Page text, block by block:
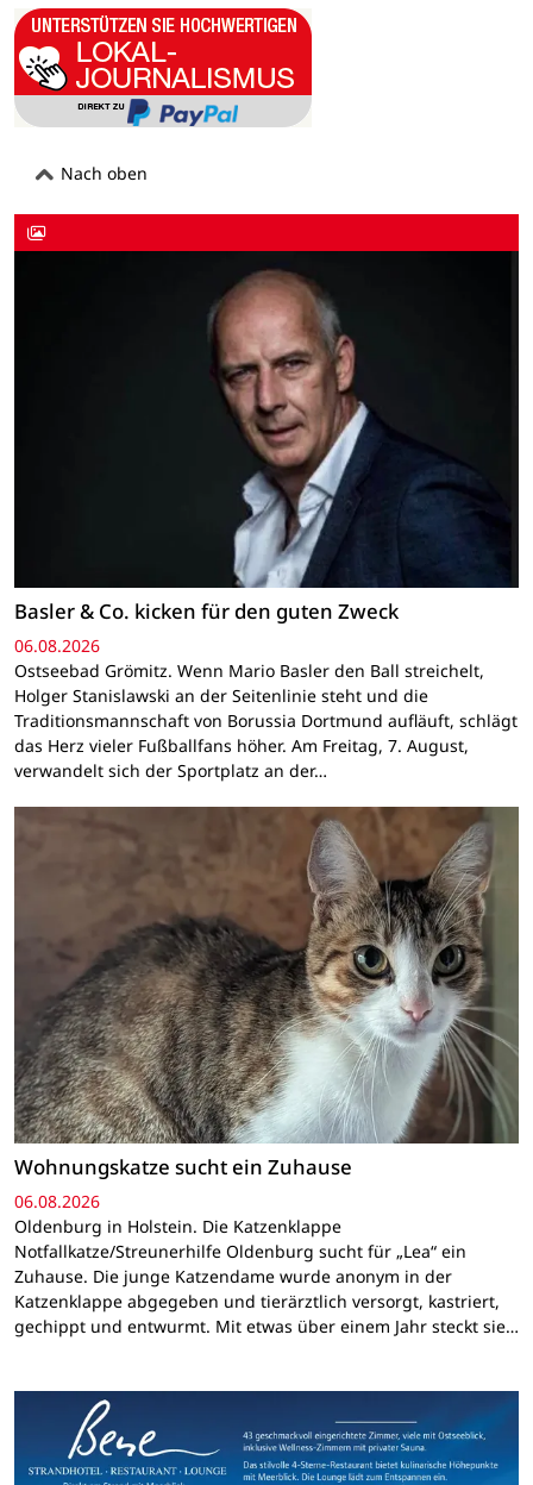
Nach oben
Basler & Co. kicken für den guten Zweck
06.08.2026
Ostseebad Grömitz. Wenn Mario Basler den Ball streichelt,
Holger Stanislawski an der Seitenlinie steht und die
Traditionsmannschaft von Borussia Dortmund aufläuft, schlägt
das Herz vieler Fußballfans höher. Am Freitag, 7. August,
verwandelt sich der Sportplatz an der…
Wohnungskatze sucht ein Zuhause
06.08.2026
Oldenburg in Holstein. Die Katzenklappe
Notfallkatze/Streunerhilfe Oldenburg sucht für „Lea“ ein
Zuhause. Die junge Katzendame wurde anonym in der
Katzenklappe abgegeben und tierärztlich versorgt, kastriert,
gechippt und entwurmt. Mit etwas über einem Jahr steckt sie…